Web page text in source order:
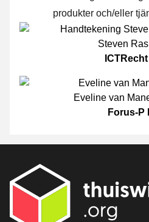
produkter och/eller
Steven Ras
Eveline van
Forus-P